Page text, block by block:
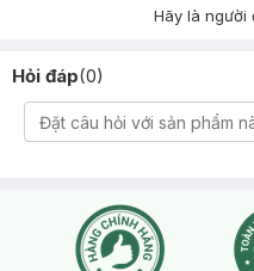
Hãy là người
Hỏi đáp(0)